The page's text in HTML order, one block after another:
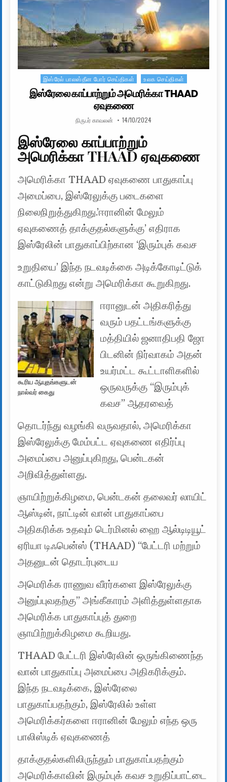
Posted in
இஸ்ரேல் பாலஸ்தீன போர் செய்திகள் உலக செய்திகள்
இஸ்ரேலை காப்பாற்றும் அமெரிக்கா THAAD
ஏவுகணை
AUTHOR:
நிருபர் காவலன் PUBLISHED DATE:
14/10/2024
இஸ்ரேலை காப்பாற்றும்
அமெரிக்கா THAAD ஏவுகணை
அமெரிக்கா THAAD ஏவுகணை பாதுகாப்பு
அமைப்பை, இஸ்ரேலுக்கு படைகளை
நிலைநிறுத்துகிறது.’ஈரானின் மேலும்
ஏவுகணைத் தாக்குதல்களுக்கு’ எதிராக
இஸ்ரேலின் பாதுகாப்பிற்கான ‘இரும்புக் கவச
உறுதியை’ இந்த நடவடிக்கை அடிக்கோடிட்டுக்
காட்டுகிறது என்று அமெரிக்கா கூறுகிறது.
கூரிய ஆயுதங்களுடன்
நால்வர் கைது
ஈரானுடன் அதிகரித்து
வரும் பதட்டங்களுக்கு
மத்தியில் ஜனாதிபதி ஜோ
பிடனின் நிர்வாகம் அதன்
உயர்மட்ட கூட்டாளிகளில்
ஒருவருக்கு “இரும்புக்
கவச” ஆதரவைத்
தொடர்ந்து வழங்கி வருவதால், அமெரிக்கா
இஸ்ரேலுக்கு மேம்பட்ட ஏவுகணை எதிர்ப்பு
அமைப்பை அனுப்புகிறது, பென்டகன்
அறிவித்துள்ளது.
ஞாயிற்றுக்கிழமை, பென்டகன் தலைவர் லாயிட்
ஆஸ்டின், நாட்டின் வான் பாதுகாப்பை
அதிகரிக்க உதவும் டெர்மினல் ஹை ஆல்டிடியூட்
ஏரியா டிஃபென்ஸ் (THAAD) “பேட்டரி மற்றும்
அதனுடன் தொடர்புடைய
அமெரிக்க ராணுவ வீரர்களை இஸ்ரேலுக்கு
அனுப்புவதற்கு” அங்கீகாரம் அளித்துள்ளதாக
அமெரிக்க பாதுகாப்புத் துறை
ஞாயிற்றுக்கிழமை கூறியது.
THAAD பேட்டரி இஸ்ரேலின் ஒருங்கிணைந்த
வான் பாதுகாப்பு அமைப்பை அதிகரிக்கும்.
இந்த நடவடிக்கை, இஸ்ரேலை
பாதுகாப்பதற்கும், இஸ்ரேலில் உள்ள
அமெரிக்கர்களை ஈரானின் மேலும் எந்த ஒரு
பாலிஸ்டிக் ஏவுகணைத்
தாக்குதல்களிலிருந்தும் பாதுகாப்பதற்கும்
அமெரிக்காவின் இரும்புக் கவச உறுதிப்பாட்டை